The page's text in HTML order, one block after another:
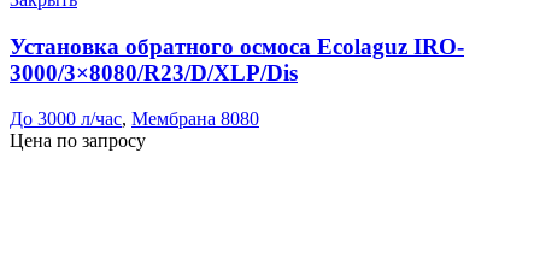
Установка обратного осмоса Ecolaguz IRO-
3000/3×8080/R23/D/XLP/Dis
До 3000 л/час, Мембрана 8080
Цена по запросу